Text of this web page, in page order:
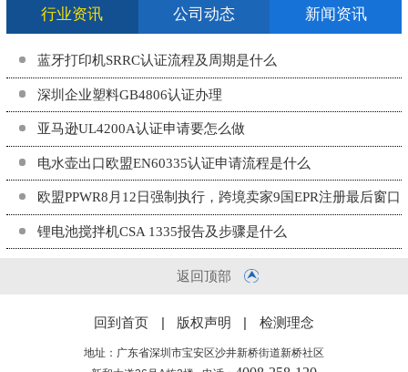
行业资讯 公司动态 新闻资讯
蓝牙打印机SRRC认证流程及周期是什么
深圳企业塑料GB4806认证办理
亚马逊UL4200A认证申请要怎么做
电水壶出口欧盟EN60335认证申请流程是什么
欧盟PPWR8月12日强制执行，跨境卖家9国EPR注册最后窗口
期
锂电池搅拌机CSA 1335报告及步骤是什么
返回顶部
回到首页 版权声明 检测理念
地址：广东省深圳市宝安区沙井新桥街道新桥社区